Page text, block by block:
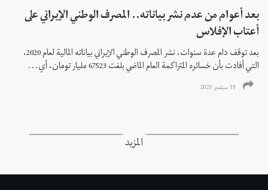
بعد أعوام من عدم نشر بياناته.. المصرف الوطني الإيراني على
أعتاب الإفلاس
بعد توقف دام عدة سنوات، نشر المصرف الوطني الإيراني بياناته المالية لعام 2020،
التي أفادت بأن خسائره المتراكمة العام الماضي بلغت 67523 مليار تومان، أي...
19 سبتمبر 2021
المزيد